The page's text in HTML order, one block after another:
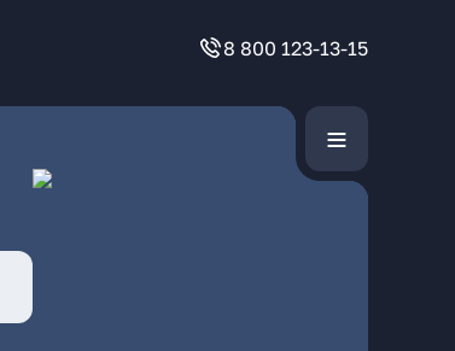
8 800 123-13-15